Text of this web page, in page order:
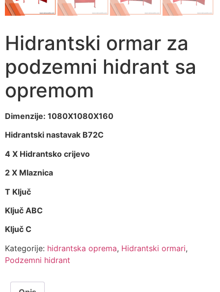
Hidrantski ormar za
podzemni hidrant sa
opremom
Dimenzije: 1080X1080X160
Hidrantski nastavak B72C
4 X Hidrantsko crijevo
2 X Mlaznica
T Ključ
Ključ ABC
Ključ C
Kategorije: hidrantska oprema, Hidrantski ormari,
Podzemni hidrant